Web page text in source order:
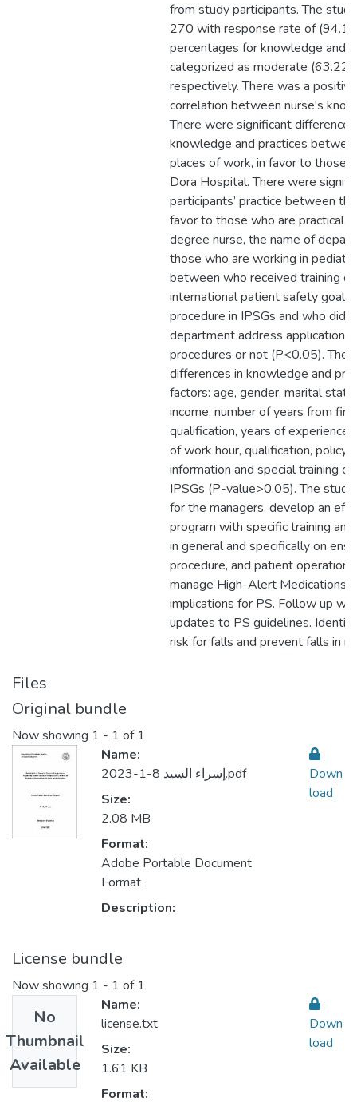
from study participants. The
270 with response rate of
percentages for knowledge and
categorized as moderate
respectively. There was a
correlation between nurse's
There were significant
knowledge and practices
places of work, in favor to those
Dora Hospital. There were
participants’ practice between
favor to those who are practical
degree nurse, the name of
those who are working in
between who received training
international patient safety goals
procedure in IPSGs and who
department address application
procedures or not (P<0.05).
differences in knowledge and
factors: age, gender, marital
income, number of years from
qualification, years of
of work hour, qualification, policy
information and special training
IPSGs (P-value>0.05). The
for the managers, develop an
program with specific training
in general and specifically on
procedure, and patient
manage High-Alert Medications
implications for PS. Follow up
updates to PS guidelines.
risk for falls and prevent falls in
Files
Original bundle
Now showing 1 - 1 of 1
Name:
إسراء السيد 8-1-2023.pdf
Size:
2.08 MB
Format:
Adobe Portable Document
Format
Description:
Down
load
License bundle
Now showing 1 - 1 of 1
No
Thumbnail
Available
Name:
license.txt
Size:
1.61 KB
Format:
Down
load